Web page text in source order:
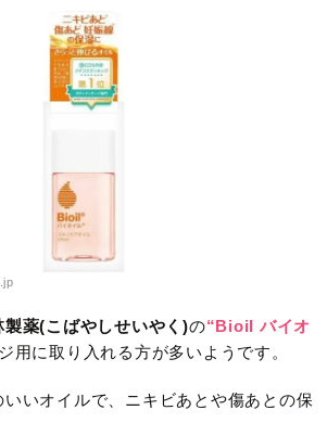
製薬(こばやしせいやく)の“Bioil バイオ
用に取り入れる方が多いようです。
いオイルで、ニキビあとや傷あとの保